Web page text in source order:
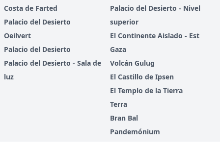
Costa de Farted
Palacio del Desierto
Oeilvert
Palacio del Desierto
Palacio del Desierto - Sala de
luz
Palacio del Desierto - Nivel
superior
El Continente Aislado - Est
Gaza
Volcán Gulug
El Castillo de Ipsen
El Templo de la Tierra
Terra
Bran Bal
Pandemónium